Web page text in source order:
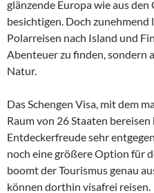
glänzende Europa wie aus
besichtigen. Doch
Polarreisen nach Island und
Abenteuer zu finden, sondern
Natur.
Das Schengen Visa, mit dem
Raum von 26 Staaten
Entdeckerfreude sehr
noch eine größere Option für
boomt der Tourismus genau
können dorthin visafrei reisen.